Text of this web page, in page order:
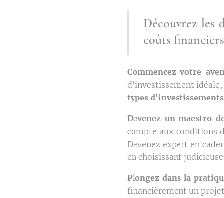
Découvrez les
coûts
Commencez votre
d'investissement
types d'investissements
Devenez un maestro
compte aux conditions
Devenez expert en
en choisissant
Plongez dans la
financièrement un